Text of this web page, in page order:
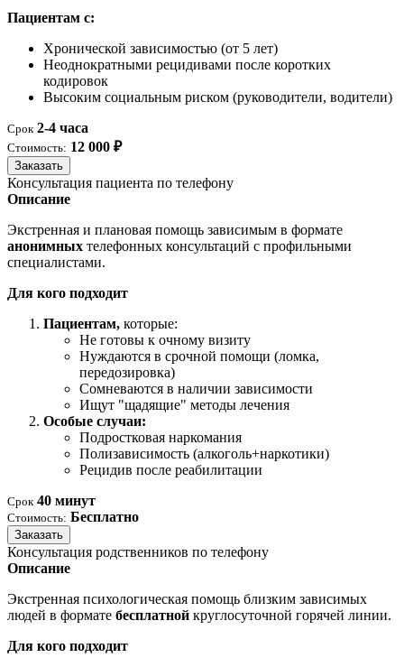
Пациентам с:
Хронической зависимостью (от 5 лет)
Неоднократными рецидивами после коротких
кодировок
Высоким социальным риском (руководители, водители)
Срок 2-4 часа
Стоимость: 12 000 ₽
Заказать
Консультация пациента по телефону
Описание
Экстренная и плановая помощь зависимым в формате
анонимных телефонных консультаций с профильными
специалистами.
Для кого подходит
Пациентам, которые:
Не готовы к очному визиту
Нуждаются в срочной помощи (ломка,
передозировка)
Сомневаются в наличии зависимости
Ищут "щадящие" методы лечения
Особые случаи:
Подростковая наркомания
Полизависимость (алкоголь+наркотики)
Рецидив после реабилитации
Срок 40 минут
Стоимость: Бесплатно
Заказать
Консультация родственников по телефону
Описание
Экстренная психологическая помощь близким зависимых
людей в формате бесплатной круглосуточной горячей линии.
Для кого подходит